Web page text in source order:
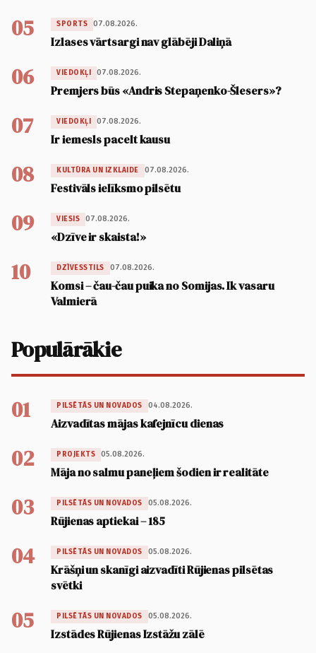
05 SPORTS 07.08.2026.
Izlases vārtsargi nav glābēji Daliņā
06 VIEDOKĻI 07.08.2026.
Premjers būs «Andris Stepaņenko-Šlesers»?
07 VIEDOKĻI 07.08.2026.
Ir iemesls pacelt kausu
08 KULTŪRA UN IZKLAIDE 07.08.2026.
Festivāls ielīksmo pilsētu
09 VIESIS 07.08.2026.
«Dzīve ir skaista!»
10 DZĪVESSTILS 07.08.2026.
Komsi – čau-čau puika no Somijas. Ik vasaru
Valmierā
Populārākie
01 PILSĒTĀS UN NOVADOS 04.08.2026.
Aizvadītas mājas kafejnīcu dienas
02 PROJEKTS 05.08.2026.
Māja no salmu paneļiem šodien ir realitāte
03 PILSĒTĀS UN NOVADOS 05.08.2026.
Rūjienas aptiekai – 185
04 PILSĒTĀS UN NOVADOS 05.08.2026.
Krāšņi un skanīgi aizvadīti Rūjienas pilsētas
svētki
05 PILSĒTĀS UN NOVADOS 05.08.2026.
Izstādes Rūjienas Izstāžu zālē